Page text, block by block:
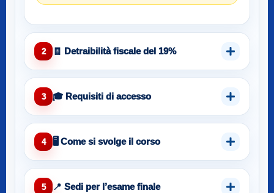
2 🧾 Detraibilità fiscale del 19%
3 🎓 Requisiti di accesso
4 🖥️ Come si svolge il corso
5 📍 Sedi per l’esame finale